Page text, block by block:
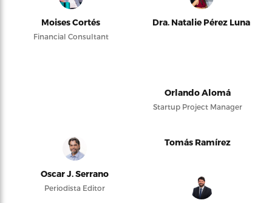
Moises Cortés
Financial Consultant
Dra. Natalie Pérez Luna
Orlando Alomá
Startup Project Manager
Oscar J. Serrano
Periodista Editor
Tomás Ramírez